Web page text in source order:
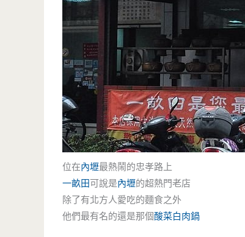
位在內壢最熱鬧的忠孝路上
一畝田可說是內壢的超熱門老店
除了有北方人愛吃的麵食之外
他們最有名的還是那個酸菜白肉鍋